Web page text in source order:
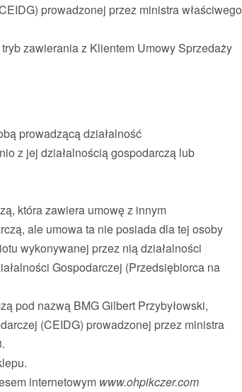
prowadzonej przez ministra właściwego
zawierania z Klientem Umowy Sprzedaży
prowadzącą działalność
z jej działalnością gospodarczą lub
która zawiera umowę z innym
ale umowa ta nie posiada dla tej osoby
wykonywanej przez nią działalności
Gospodarczej (Przedsiębiorca na
pod nazwą BMG Gilbert Przybyłowski,
(CEIDG) prowadzonej przez ministra
internetowym www.ohpikczer.com